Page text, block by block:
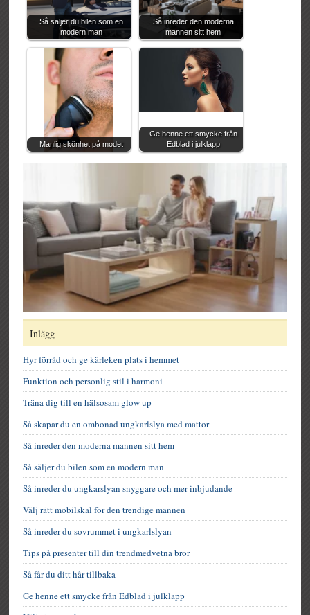
Så säljer du bilen som en
modern man
Så inreder den moderna
mannen sitt hem
Manlig skönhet på modet
Ge henne ett smycke från
Edblad i julklapp
Inlägg
Hyr förråd och ge kärleken plats i hemmet
Funktion och personlig stil i harmoni
Träna dig till en hälsosam glow up
Så skapar du en ombonad ungkarlslya med mattor
Så inreder den moderna mannen sitt hem
Så säljer du bilen som en modern man
Så inreder du ungkarslyan snyggare och mer inbjudande
Välj rätt mobilskal för den trendige mannen
Så inreder du sovrummet i ungkarlslyan
Tips på presenter till din trendmedvetna bror
Så får du ditt hår tillbaka
Ge henne ett smycke från Edblad i julklapp